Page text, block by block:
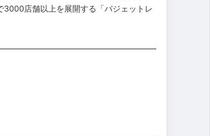
店舗以上を展開する「バジェットレ